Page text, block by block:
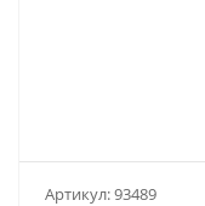
Артикул:93489